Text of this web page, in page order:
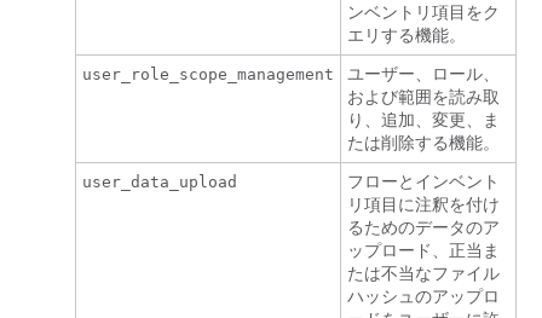
ンベントリ項目をク
エリする機能。
user_role_scope_management
ユーザー、ロール、
および範囲を読み取
り、追加、変更、ま
たは削除する機能。
user_data_upload
フローとインベント
リ項目に注釈を付け
るためのデータのア
ップロード、正当ま
たは不当なファイル
ハッシュのアップロ